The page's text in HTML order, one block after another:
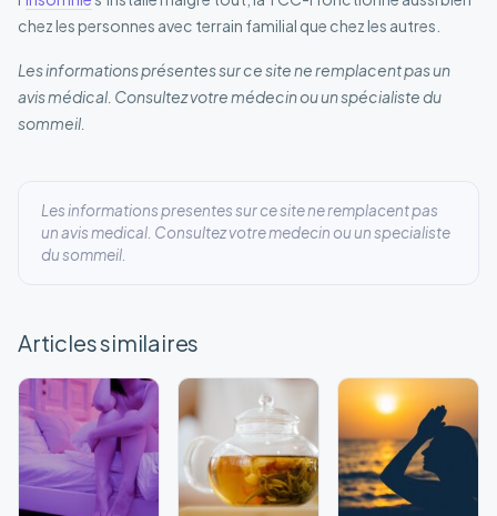
chez les personnes avec terrain familial que chez les autres.
Les informations présentes sur ce site ne remplacent pas un
avis médical. Consultez votre médecin ou un spécialiste du
sommeil.
Les informations presentes sur ce site ne remplacent pas
un avis medical. Consultez votre medecin ou un specialiste
du sommeil.
Articles similaires